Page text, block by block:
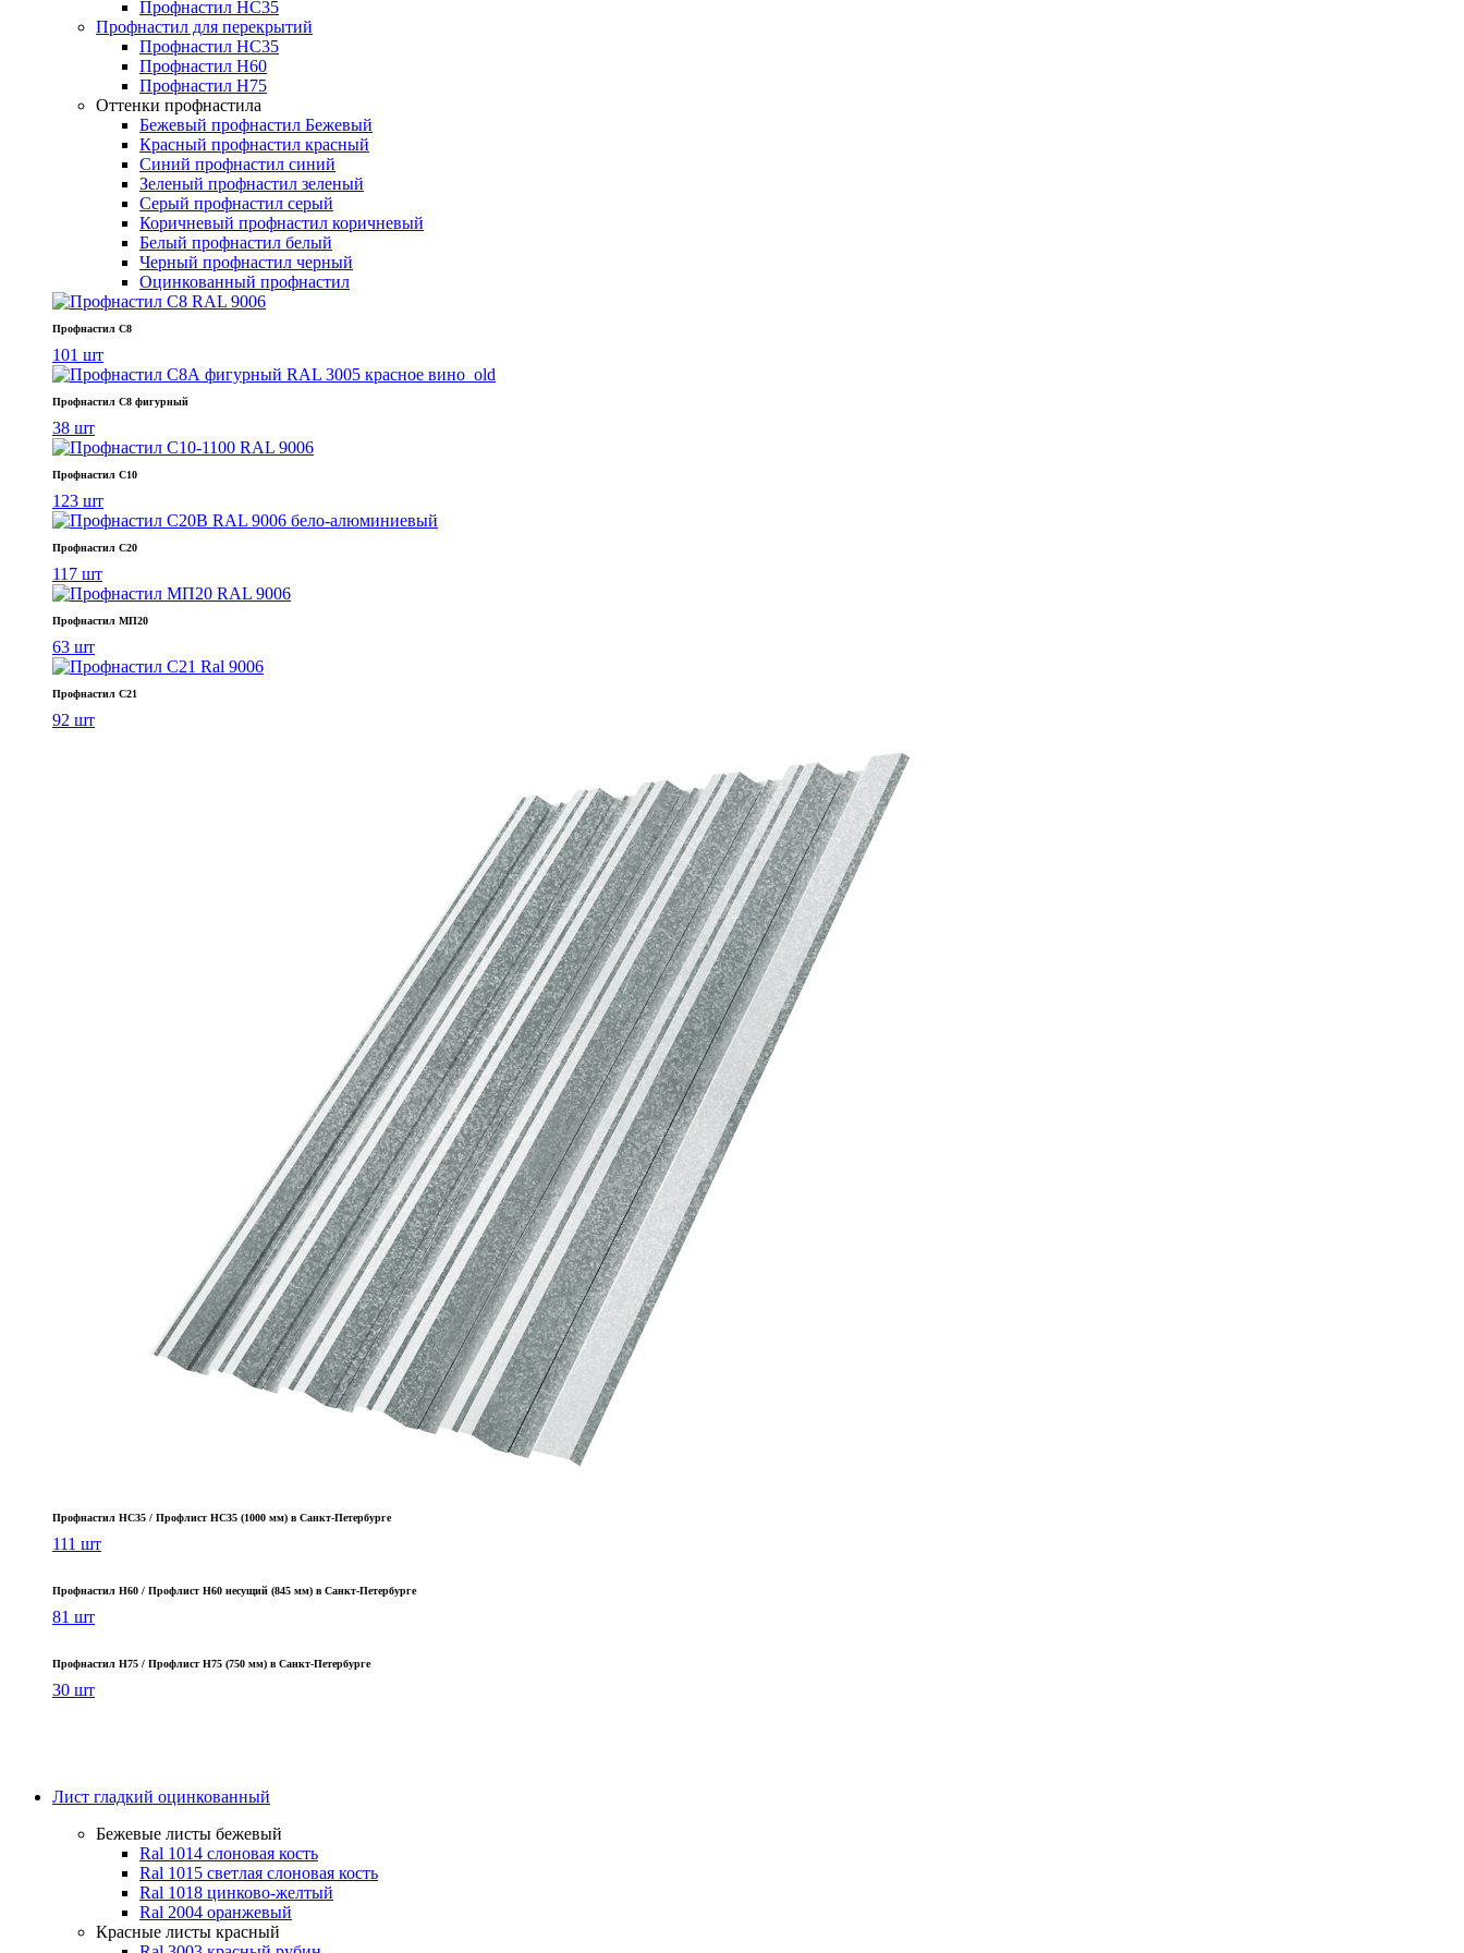
Профнастил НС35
Профнастил для перекрытий
Профнастил НС35
Профнастил Н60
Профнастил Н75
Оттенки профнастила
Бежевый профнастил Бежевый
Красный профнастил красный
Синий профнастил синий
Зеленый профнастил зеленый
Серый профнастил серый
Коричневый профнастил коричневый
Белый профнастил белый
Черный профнастил черный
Оцинкованный профнастил
Профнастил С8
101 шт
Профнастил С8 фигурный
38 шт
Профнастил С10
123 шт
Профнастил С20
117 шт
Профнастил МП20
63 шт
Профнастил С21
92 шт
Профнастил НС35 / Профлист НС35 (1000 мм) в Санкт‑Петербурге
111 шт
Профнастил Н60 / Профлист Н60 несущий (845 мм) в Санкт-Петербурге
81 шт
Профнастил Н75 / Профлист Н75 (750 мм) в Санкт-Петербурге
30 шт
Лист гладкий оцинкованный
Бежевые листы бежевый
Ral 1014 слоновая кость
Ral 1015 светлая слоновая кость
Ral 1018 цинково-желтый
Ral 2004 оранжевый
Красные листы красный